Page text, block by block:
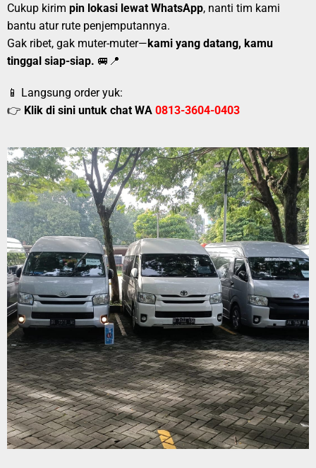
Cukup kirim pin lokasi lewat WhatsApp, nanti tim kami
bantu atur rute penjemputannya.
Gak ribet, gak muter-muter—kami yang datang, kamu
tinggal siap-siap. 🚐📍
📱 Langsung order yuk:
👉 Klik di sini untuk chat WA 0813-3604-0403